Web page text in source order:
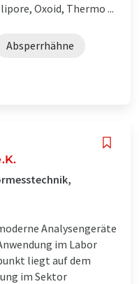
Oxoid, Thermo ...
Absperrhähne
Analysengeräte
im Labor
liegt auf dem
im Sektor